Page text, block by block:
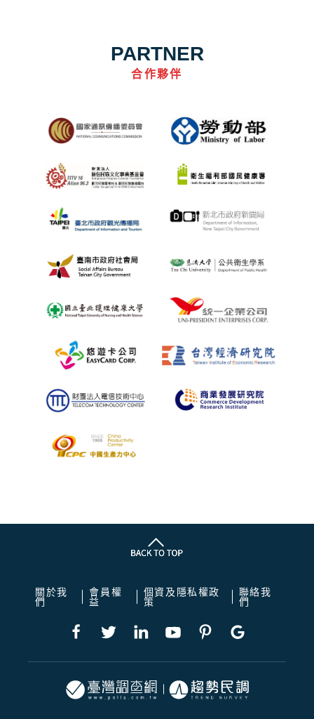
PARTNER
合作夥伴
關於我
們
會員權
益
個資及隱私權政
策
聯絡我
們